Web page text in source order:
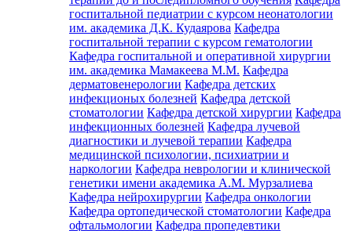
госпитальной педиатрии с курсом неонатологии
им. академика Д.К. Кудаярова Кафедра
госпитальной терапии с курсом гематологии
Кафедра госпитальной и оперативной хирургии
им. академика Мамакеева М.М. Кафедра
дерматовенерологии Кафедра детских
инфекционых болезней Кафедра детской
стоматологии Кафедра детской хирургии Кафедра
инфекционных болезней Кафедра лучевой
диагностики и лучевой терапии Кафедра
медицинской психологии, психиатрии и
наркологии Кафедра неврологии и клинической
генетики имени академика А.М. Мурзалиева
Кафедра нейрохирургии Кафедра онкологии
Кафедра ортопедической стоматологии Кафедра
офтальмологии Кафедра пропедевтики